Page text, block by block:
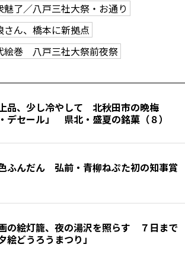
了／八戸三社大祭・お通り
さん、橋本に新拠点
絵巻 八戸三社大祭前夜祭
品、少し冷やして 北秋田市の晩梅
・デセール」 県北・盛夏の銘菓（８）
ふんだん 弘前・青柳ねぷた初の知事賞
の絵灯籠、夜の湯沢を照らす ７日まで
絵どうろうまつり」